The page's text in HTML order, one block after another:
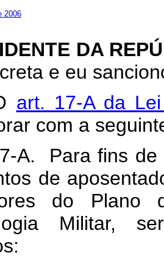
2006
DA
e eu
art. 17-A da
com a
A. Para fins de
de
do Plano
Militar,